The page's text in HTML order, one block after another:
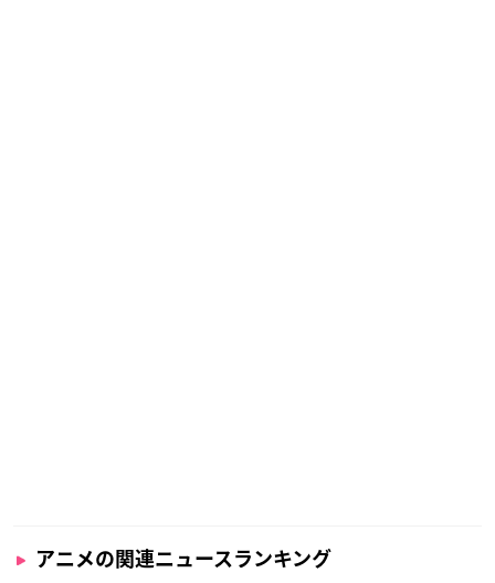
アニメの関連ニュースランキング